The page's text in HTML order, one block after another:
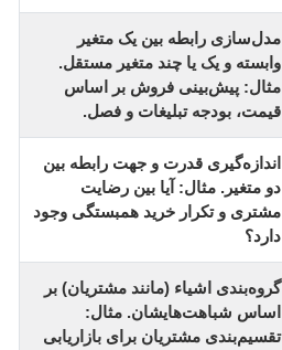
مدل‌سازی رابطه بین یک متغیر
وابسته و یک یا چند متغیر مستقل.
مثال: پیش‌بینی فروش بر اساس
قیمت، بودجه تبلیغات و فصل.
اندازه‌گیری قدرت و جهت رابطه بین
دو متغیر. مثال: آیا بین رضایت
مشتری و تکرار خرید همبستگی وجود
دارد؟
گروه‌بندی اشیاء (مانند مشتریان) بر
اساس شباهت‌هایشان. مثال:
تقسیم‌بندی مشتریان برای بازاریابی